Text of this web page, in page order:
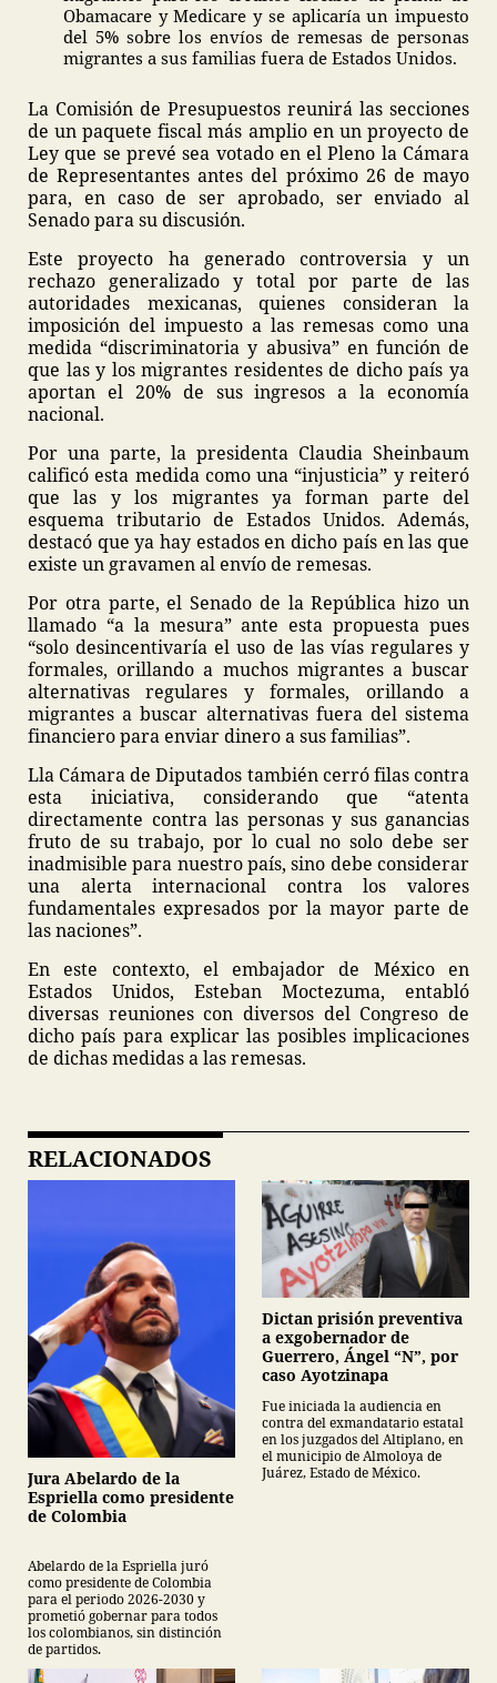
Obamacare y Medicare y se aplicaría un impuesto
del 5% sobre los envíos de remesas de personas
migrantes a sus familias fuera de Estados Unidos.
La Comisión de Presupuestos reunirá las secciones
de un paquete fiscal más amplio en un proyecto de
Ley que se prevé sea votado en el Pleno la Cámara
de Representantes antes del próximo 26 de mayo
para, en caso de ser aprobado, ser enviado al
Senado para su discusión.
Este proyecto ha generado controversia y un
rechazo generalizado y total por parte de las
autoridades mexicanas, quienes consideran la
imposición del impuesto a las remesas como una
medida “discriminatoria y abusiva” en función de
que las y los migrantes residentes de dicho país ya
aportan el 20% de sus ingresos a la economía
nacional.
Por una parte, la presidenta Claudia Sheinbaum
calificó esta medida como una “injusticia” y reiteró
que las y los migrantes ya forman parte del
esquema tributario de Estados Unidos. Además,
destacó que ya hay estados en dicho país en las que
existe un gravamen al envío de remesas.
Por otra parte, el Senado de la República hizo un
llamado “a la mesura” ante esta propuesta pues
“solo desincentivaría el uso de las vías regulares y
formales, orillando a muchos migrantes a buscar
alternativas regulares y formales, orillando a
migrantes a buscar alternativas fuera del sistema
financiero para enviar dinero a sus familias”.
Lla Cámara de Diputados también cerró filas contra
esta iniciativa, considerando que “atenta
directamente contra las personas y sus ganancias
fruto de su trabajo, por lo cual no solo debe ser
inadmisible para nuestro país, sino debe considerar
una alerta internacional contra los valores
fundamentales expresados por la mayor parte de
las naciones”.
En este contexto, el embajador de México en
Estados Unidos, Esteban Moctezuma, entabló
diversas reuniones con diversos del Congreso de
dicho país para explicar las posibles implicaciones
de dichas medidas a las remesas.
RELACIONADOS
Jura Abelardo de la
Espriella como presidente
de Colombia
Abelardo de la Espriella juró
como presidente de Colombia
para el periodo 2026-2030 y
prometió gobernar para todos
los colombianos, sin distinción
de partidos.
Dictan prisión preventiva
a exgobernador de
Guerrero, Ángel “N”, por
caso Ayotzinapa
Fue iniciada la audiencia en
contra del exmandatario estatal
en los juzgados del Altiplano, en
el municipio de Almoloya de
Juárez, Estado de México.